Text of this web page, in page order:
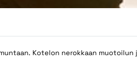
Kotelon nerokkaan